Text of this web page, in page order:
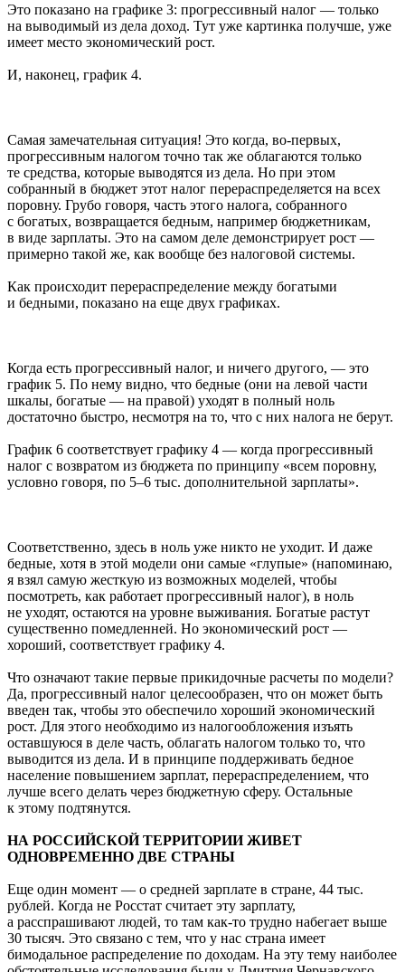
Это показано на графике 3: прогрессивный налог — только
на выводимый из дела доход. Тут уже картинка получше, уже
имеет место экономический рост.
И, наконец, график 4.
Самая замечательная ситуация! Это когда, во-первых,
прогрессивным налогом точно так же облагаются только
те средства, которые выводятся из дела. Но при этом
собранный в бюджет этот налог перераспределяется на всех
поровну. Грубо говоря, часть этого налога, собранного
с богатых, возвращается бедным, например бюджетникам,
в виде зарплаты. Это на самом деле демонстрирует рост —
примерно такой же, как вообще без налоговой системы.
Как происходит перераспределение между богатыми
и бедными, показано на еще двух графиках.
Когда есть прогрессивный налог, и ничего другого, — это
график 5. По нему видно, что бедные (они на левой части
шкалы, богатые — на правой) уходят в полный ноль
достаточно быстро, несмотря на то, что с них налога не берут.
График 6 соответствует графику 4 — когда прогрессивный
налог с возвратом из бюджета по принципу «всем поровну,
условно говоря, по 5–6 тыс. дополнительной зарплаты».
Соответственно, здесь в ноль уже никто не уходит. И даже
бедные, хотя в этой модели они самые «глупые» (напоминаю,
я взял самую жесткую из возможных моделей, чтобы
посмотреть, как работает прогрессивный налог), в ноль
не уходят, остаются на уровне выживания. Богатые растут
существенно помедленней. Но экономический рост —
хороший, соответствует графику 4.
Что означают такие первые прикидочные расчеты по модели?
Да, прогрессивный налог целесообразен, что он может быть
введен так, чтобы это обеспечило хороший экономический
рост. Для этого необходимо из налогообложения изъять
оставшуюся в деле часть, облагать налогом только то, что
выводится из дела. И в принципе поддерживать бедное
население повышением зарплат, перераспределением, что
лучше всего делать через бюджетную сферу. Остальные
к этому подтянутся.
НА РОССИЙСКОЙ ТЕРРИТОРИИ ЖИВЕТ
ОДНОВРЕМЕННО ДВЕ СТРАНЫ
Еще один момент — о средней зарплате в стране, 44 тыс.
рублей. Когда не Росстат считает эту зарплату,
а расспрашивают людей, то там как-то трудно набегает выше
30 тысяч. Это связано с тем, что у нас страна имеет
бимодальное распределение по доходам. На эту тему наиболее